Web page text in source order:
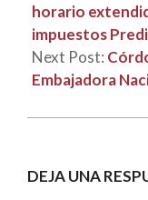
horario
impuestos
Next Post:
Embajadora
DEJA UNA